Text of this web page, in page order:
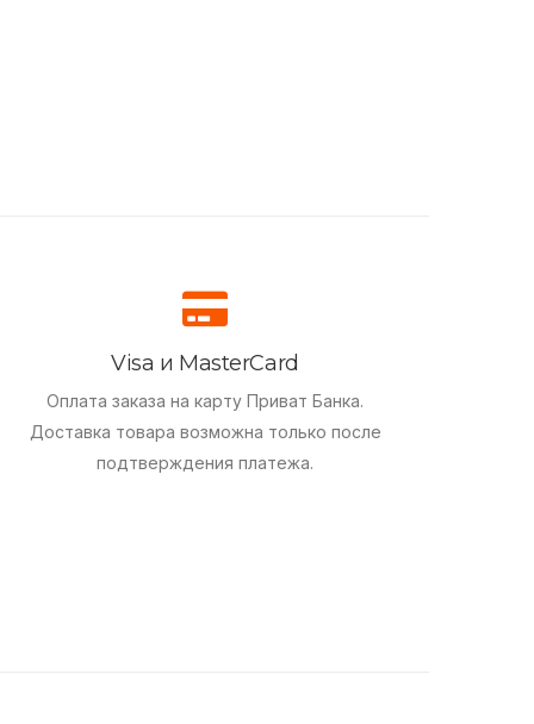
Visa и MasterCard
Оплата заказа на карту Приват Банка.
Доставка товара возможна только после
подтверждения платежа.